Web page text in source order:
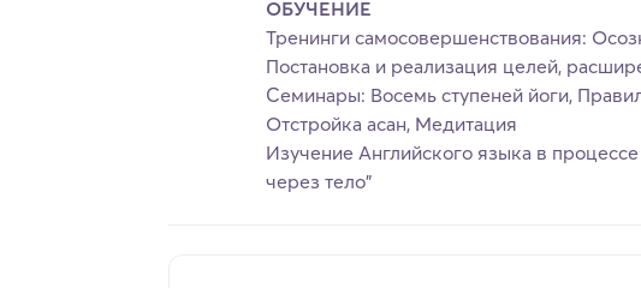
ОБУЧЕНИЕ
Тренинги самосовершенствования:
Постановка и реализация целей,
Семинары: Восемь ступеней йоги,
Отстройка асан, Медитация
Изучение Английского языка в
через тело"